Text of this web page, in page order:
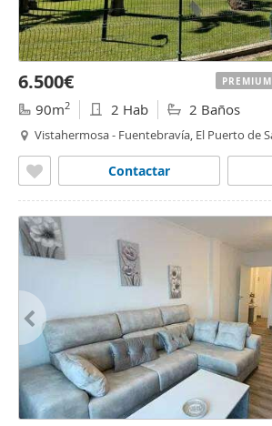
6.500€
90m2 2 Hab 2 Baños
Vistahermosa - Fuentebravía, El Puerto de
Contactar
PREMIUM